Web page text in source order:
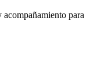
para